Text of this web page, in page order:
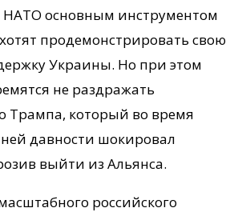
НАТО основным инструментом
продемонстрировать свою
Украины. Но при этом
не раздражать
Трампа, который во время
давности шокировал
выйти из Альянса.
российского